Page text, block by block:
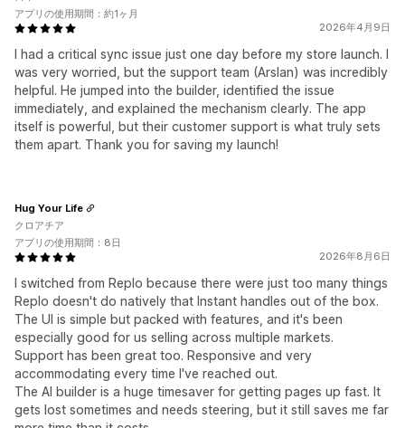
2026年4月9日
I had a critical sync issue just one day before my store launch. I
was very worried, but the support team (Arslan) was incredibly
helpful. He jumped into the builder, identified the issue
immediately, and explained the mechanism clearly. The app
itself is powerful, but their customer support is what truly sets
them apart. Thank you for saving my launch!
アプリの使用期間：約1ヶ月
2026年8月6日
I switched from Replo because there were just too many things
Replo doesn't do natively that Instant handles out of the box.
The UI is simple but packed with features, and it's been
especially good for us selling across multiple markets.
Support has been great too. Responsive and very
accommodating every time I've reached out.
The AI builder is a huge timesaver for getting pages up fast. It
gets lost sometimes and needs steering, but it still saves me far
Hug Your Life
クロアチア
アプリの使用期間：8日